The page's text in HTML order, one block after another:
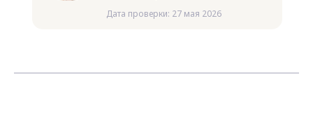
Дата проверки: 27 мая 2026